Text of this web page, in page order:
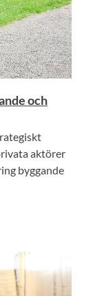
och
aktörer
byggande